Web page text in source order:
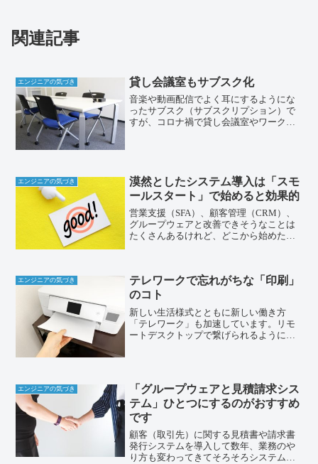
関連記事
エンジニアの気づき 貸し会議室もサブスク化
音楽や動画配信でよく耳にするようにな
ったサブスク（サブスクリプション）で
すが、コロナ禍で貸し会議室やワークス
エンジニアの気づき
漠然としたシステム導入は「スモ
ールスタート」で始めると効果的
営業支援（SFA）、顧客管理（CRM）、
グループウェアと改善できそうなことは
たくさんあるけれど、どこから始めたら
のが実状です。まずは...
エンジニアの気づき
テレワークで忘れがちな「印刷」
のコト
新しい生活様式とともに新しい働き方
「テレワーク」も加速しています。リモ
ートデスクトップで繋げられるようにな
エンジニアの気づき
「グループウェアと見積請求シス
テム」ひとつにするのがおすすめ
です
顧客（取引先）に関する見積書や請求書
発行システムを導入して数年、業務のや
り方も変わってきてそろそろシステムの